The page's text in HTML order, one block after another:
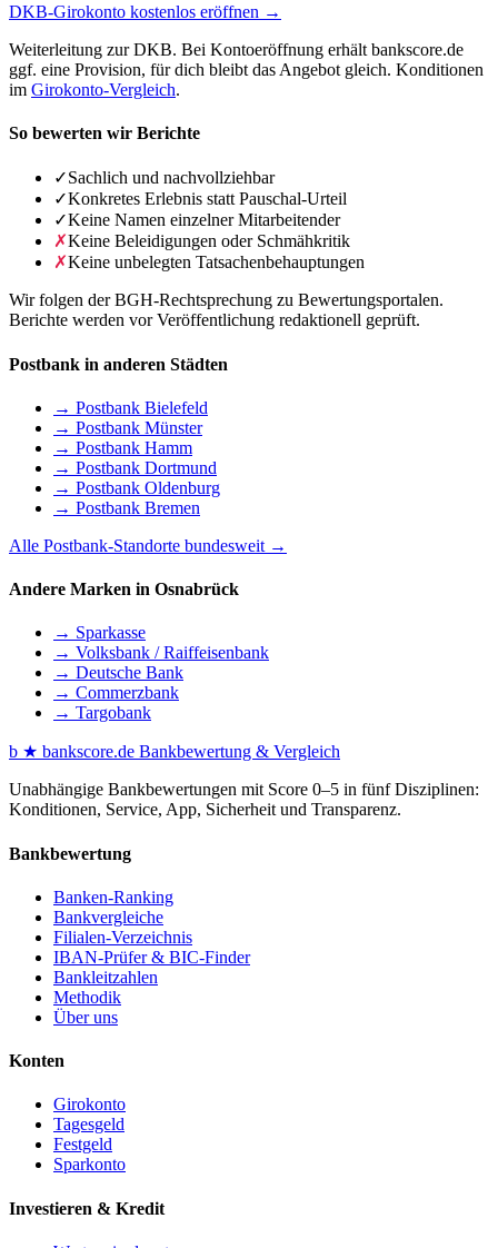
DKB-Girokonto kostenlos eröffnen →
Weiterleitung zur DKB. Bei Kontoeröffnung erhält bankscore.de
ggf. eine Provision, für dich bleibt das Angebot gleich. Konditionen
im Girokonto-Vergleich.
So bewerten wir Berichte
✓Sachlich und nachvollziehbar
✓Konkretes Erlebnis statt Pauschal-Urteil
✓Keine Namen einzelner Mitarbeitender
✗Keine Beleidigungen oder Schmähkritik
✗Keine unbelegten Tatsachenbehauptungen
Wir folgen der BGH-Rechtsprechung zu Bewertungsportalen.
Berichte werden vor Veröffentlichung redaktionell geprüft.
Postbank in anderen Städten
→ Postbank Bielefeld
→ Postbank Münster
→ Postbank Hamm
→ Postbank Dortmund
→ Postbank Oldenburg
→ Postbank Bremen
Alle Postbank-Standorte bundesweit →
Andere Marken in Osnabrück
→ Sparkasse
→ Volksbank / Raiffeisenbank
→ Deutsche Bank
→ Commerzbank
→ Targobank
b ★ bankscore.de Bankbewertung & Vergleich
Unabhängige Bankbewertungen mit Score 0–5 in fünf Disziplinen:
Konditionen, Service, App, Sicherheit und Transparenz.
Bankbewertung
Banken-Ranking
Bankvergleiche
Filialen-Verzeichnis
IBAN-Prüfer & BIC-Finder
Bankleitzahlen
Methodik
Über uns
Konten
Girokonto
Tagesgeld
Festgeld
Sparkonto
Investieren & Kredit